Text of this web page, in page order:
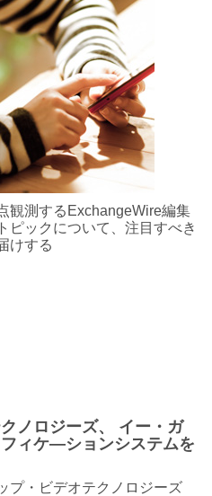
観測するExchangeWire編集
ピックについて、注目すべき
けする
ノロジーズ、 イー・ガ
ィケ―ションシステムを
プ・ビデオテクノロジーズ